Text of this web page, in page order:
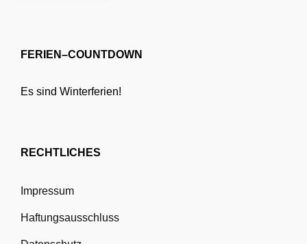
FERIEN–COUNTDOWN
Es sind Winterferien!
RECHTLICHES
Impressum
Haftungsausschluss